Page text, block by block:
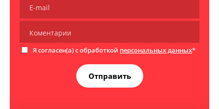
Я согласен(а) с обработкой персональных данных*
Отправить